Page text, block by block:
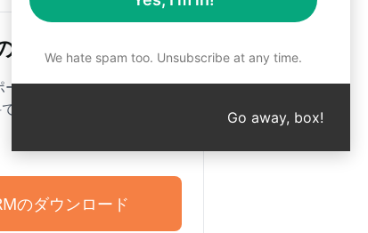
AIPRM
トしています。4,500以
ご利用いただけます。
のダウンロード
We hate spam too. Unsubscribe at any time.
Go away, box!